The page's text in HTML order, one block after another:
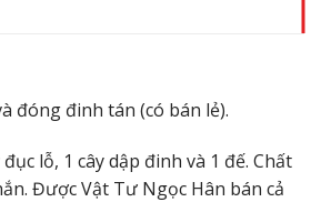
đóng đinh tán (có bán lẻ).
lỗ, 1 cây dập đinh và 1 đế. Chất
Được Vật Tư Ngọc Hân bán cả